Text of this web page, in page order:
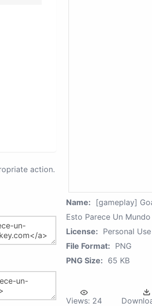
action.
Name:
[gameplay]
Esto Parece Un
License: Personal Use
File Format: PNG
PNG Size: 65 KB
Views: 24